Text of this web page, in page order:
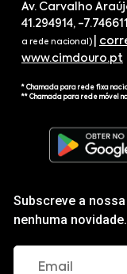
Av. Carvalho
41.294914, -
a rede nacional)
www.cimdouro.pt
* Chamada para rede fixa
** Chamada para rede móvel
Subscreve a
nenhuma novidade.